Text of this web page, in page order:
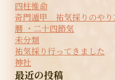
四柱推命
奇門遁甲 祐気採りのやり
暦 ・二十四節気
未分類
祐気採り行ってきました
神社
最近の投稿